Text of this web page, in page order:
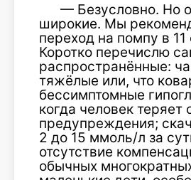
— Безусловно. Но
широкие. Мы
переход на помпу в 11
Коротко перечислю
распространённые:
тяжёлые или, что
бессимптомные
когда человек теряет
предупреждения;
2 до 15 ммоль/л за
отсутствие
обычных